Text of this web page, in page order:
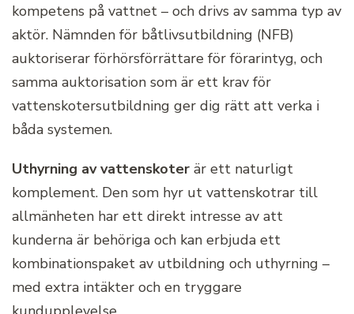
kompetens på vattnet – och drivs av samma typ av
aktör. Nämnden för båtlivsutbildning (NFB)
auktoriserar förhörsförrättare för förarintyg, och
samma auktorisation som är ett krav för
vattenskotersutbildning ger dig rätt att verka i
båda systemen.
Uthyrning av vattenskoter är ett naturligt
komplement. Den som hyr ut vattenskotrar till
allmänheten har ett direkt intresse av att
kunderna är behöriga och kan erbjuda ett
kombinationspaket av utbildning och uthyrning –
med extra intäkter och en tryggare